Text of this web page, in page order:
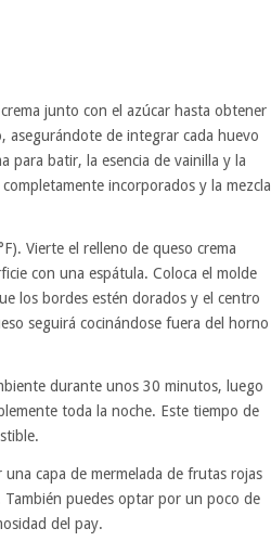
junto con el azúcar hasta obtener
asegurándote de integrar cada huevo
para batir, la esencia de vainilla y la
incorporados y la mezcla
Vierte el relleno de queso crema
con una espátula. Coloca el molde
los bordes estén dorados y el centro
seguirá cocinándose fuera del horno
durante unos 30 minutos, luego
toda la noche. Este tiempo de
capa de mermelada de frutas rojas
puedes optar por un poco de
del pay.